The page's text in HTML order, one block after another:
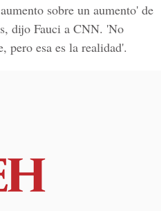
sobre un aumento' de
dijo Fauci a CNN. 'No
pero esa es la realidad'.